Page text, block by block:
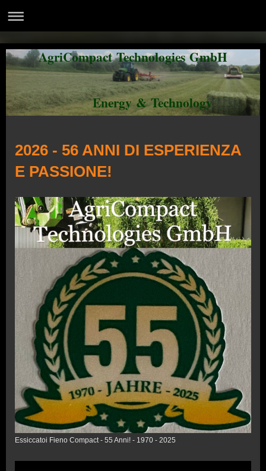
AgriCompact Technologies GmbH
Energy & Technology
2026 - 56 ANNI DI ESPERIENZA
E PASSIONE!
Essiccatoi Fieno Compact - 55 Anni! - 1970 - 2025